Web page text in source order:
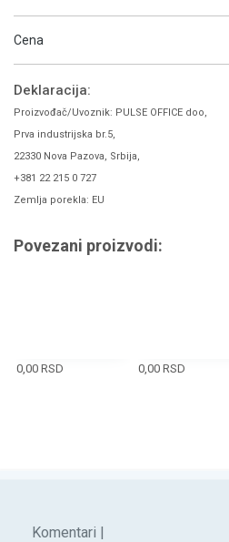
Cena
Deklaracija:
Proizvođač/Uvoznik: PULSE OFFICE doo,
Prva industrijska br.5,
22330 Nova Pazova, Srbija,
+381 22 215 0 727
Zemlja porekla: EU
Povezani proizvodi:
0,00 RSD 0,00RSD
Komentari |